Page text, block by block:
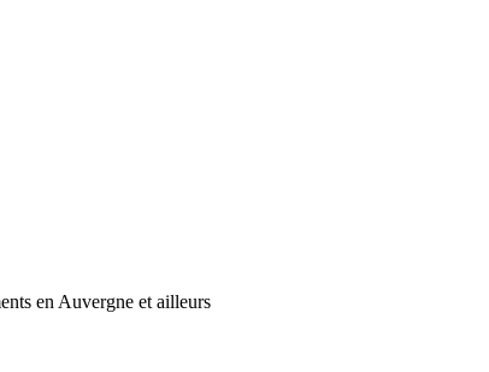
en Auvergne et ailleurs